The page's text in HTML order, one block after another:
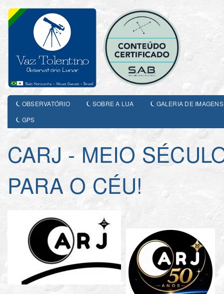
OBSERVATÓRIO SOBRE A LUA
GALERIA DE IMAGENS
GPS
CARJ - MEIO
PARA O CÉU!